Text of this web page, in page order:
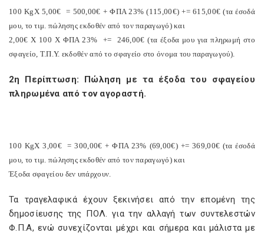
100KgX 5,00€ = 500,00€ + ΦΠΑ 23% (115,00€) += 615,00€ (τα έσοδά
μου, το τιμ. πώλησης εκδοθέν από τον παραγωγό) και
2,00€ Χ 100 Χ ΦΠΑ 23%
+=
246,00€ (τα έξοδα μου για πληρωμή στο
σφαγείο, Τ.Π.Υ. εκδοθέν από το σφαγείο στο όνομα του παραγωγού).
2η Περίπτωση: Πώληση με τα έξοδα του σφαγείου
πληρωμένα από τον αγοραστή.
100 KgX 3,00€
= 300,00€ + ΦΠΑ 23% (69,00€) += 369,00€ (τα έσοδά
μου, το τιμ. πώλησης εκδοθέν από τον παραγωγό) και
Έξοδα σφαγείου δεν υπάρχουν.
Τα τραγελαφικά έχουν ξεκινήσει από την επομένη της
δημοσίευσης της ΠΟΛ. για την αλλαγή των συντελεστών
Φ.Π.Α, ενώ συνεχίζονται μέχρι και σήμερα και μάλιστα με